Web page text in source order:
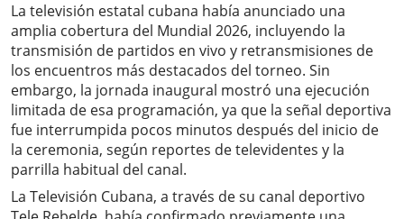
La televisión estatal cubana había anunciado una
amplia cobertura del Mundial 2026, incluyendo la
transmisión de partidos en vivo y retransmisiones de
los encuentros más destacados del torneo. Sin
embargo, la jornada inaugural mostró una ejecución
limitada de esa programación, ya que la señal deportiva
fue interrumpida pocos minutos después del inicio de
la ceremonia, según reportes de televidentes y la
parrilla habitual del canal.
La Televisión Cubana, a través de su canal deportivo